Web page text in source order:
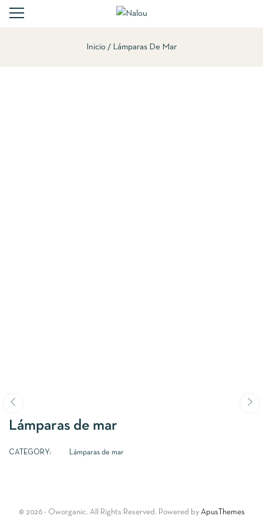
Inicio Lámparas De Mar
Lámparas de mar
CATEGORY: Lámparas de mar
© 2026 - Oworganic. All Rights Reserved. Powered by ApusThemes